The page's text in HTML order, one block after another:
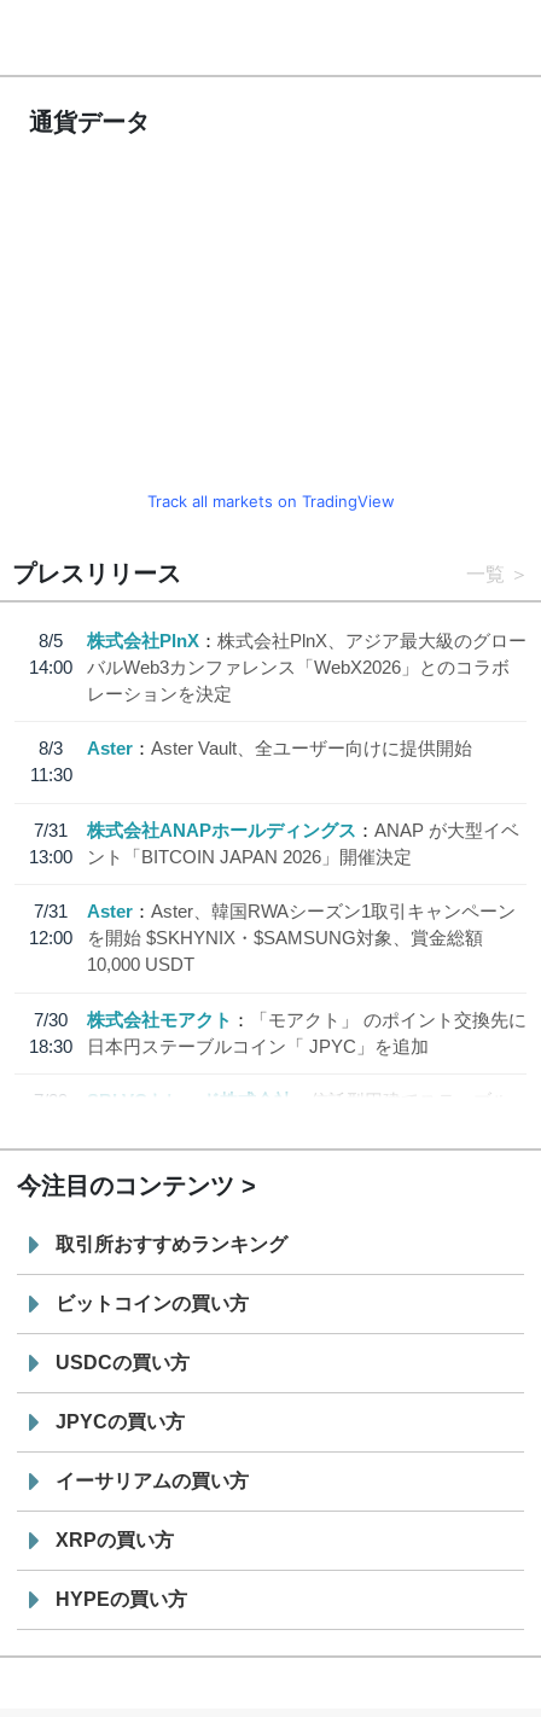
通貨データ
Track all markets on TradingView
プレスリリース 一覧
8/5
14:00
株式会社PlnX
株式会社PlnX、アジア最大級のグロー
バルWeb3カンファレンス「WebX2026」とのコラボ
レーションを決定
8/3
11:30
Aster Aster Vault、全ユーザー向けに提供開始
7/31
13:00
株式会社ANAPホールディングス
ANAP が大型イベ
ント「BITCOIN JAPAN 2026」開催決定
7/31
12:00
Aster
Aster、韓国RWAシーズン1取引キャンペーン
を開始 $SKHYNIX・$SAMSUNG対象、賞金総額
10,000 USDT
7/30
18:30
株式会社モアクト
「モアクト」 のポイント交換先に
日本円ステーブルコイン「 JPYC」を追加
7/29
SBI VCトレード株式会社
信託型円建てステーブル
今注目のコンテンツ
取引所おすすめランキング
ビットコインの買い方
USDCの買い方
JPYCの買い方
イーサリアムの買い方
XRPの買い方
HYPEの買い方